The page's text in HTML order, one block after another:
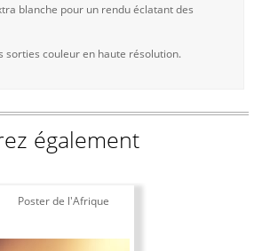
blanche pour un rendu éclatant des
sorties couleur en haute résolution.
également
Poster de l'Afrique